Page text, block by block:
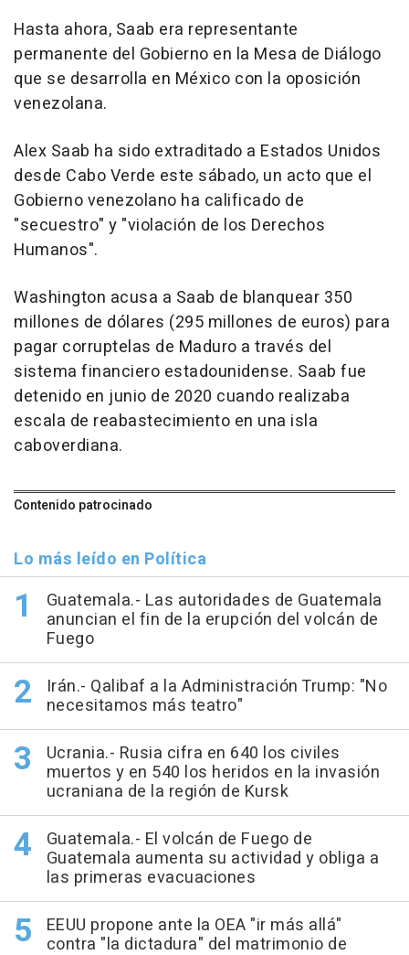
Hasta ahora, Saab era representante
permanente del Gobierno en la Mesa de Diálogo
que se desarrolla en México con la oposición
venezolana.
Alex Saab ha sido extraditado a Estados Unidos
desde Cabo Verde este sábado, un acto que el
Gobierno venezolano ha calificado de
"secuestro" y "violación de los Derechos
Humanos".
Washington acusa a Saab de blanquear 350
millones de dólares (295 millones de euros) para
pagar corruptelas de Maduro a través del
sistema financiero estadounidense. Saab fue
detenido en junio de 2020 cuando realizaba
escala de reabastecimiento en una isla
caboverdiana.
Contenido patrocinado
Lo más leído en Política
Guatemala.- Las autoridades de Guatemala
anuncian el fin de la erupción del volcán de
Fuego
Irán.- Qalibaf a la Administración Trump: "No
necesitamos más teatro"
Ucrania.- Rusia cifra en 640 los civiles
muertos y en 540 los heridos en la invasión
ucraniana de la región de Kursk
Guatemala.- El volcán de Fuego de
Guatemala aumenta su actividad y obliga a
las primeras evacuaciones
EEUU propone ante la OEA "ir más allá"
contra "la dictadura" del matrimonio de